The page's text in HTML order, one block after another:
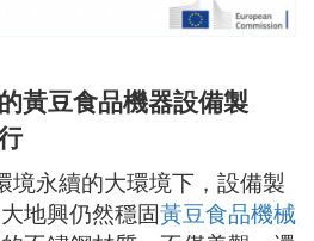
黃豆食品機器設備製
境永續的大環境下，設備製
地興仍然穩固黃豆食品機械